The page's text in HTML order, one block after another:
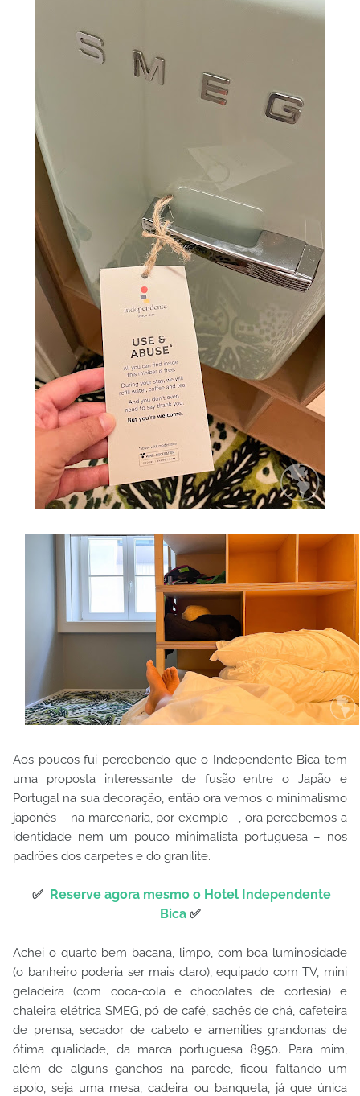
Aos poucos fui percebendo que o Independente Bica tem
uma proposta interessante de fusão entre o Japão e
Portugal na sua decoração, então ora vemos o minimalismo
japonês – na marcenaria, por exemplo –, ora percebemos a
identidade nem um pouco minimalista portuguesa – nos
padrões dos carpetes e do granilite.
✅ Reserve agora mesmo o Hotel Independente
Bica ✅
Achei o quarto bem bacana, limpo, com boa luminosidade
(o banheiro poderia ser mais claro), equipado com TV, mini
geladeira (com coca-cola e chocolates de cortesia) e
chaleira elétrica SMEG, pó de café, sachês de chá, cafeteira
de prensa, secador de cabelo e amenities grandonas de
ótima qualidade, da marca portuguesa 8950. Para mim,
além de alguns ganchos na parede, ficou faltando um
apoio, seja uma mesa, cadeira ou banqueta, já que única